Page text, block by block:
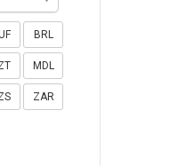
BRL
MDL
ZAR